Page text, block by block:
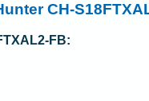
CH-
FB: